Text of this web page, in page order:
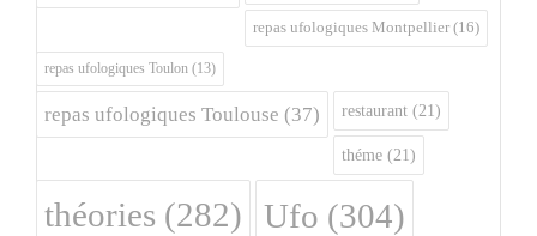
repas ufologiques Montpellier (16)
repas ufologiques Toulon (13)
repas ufologiques Toulouse (37) restaurant (21)
théme (21)
théories (282) Ufo (304)